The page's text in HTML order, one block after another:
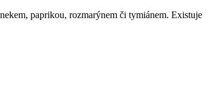
paprikou, rozmarýnem či tymiánem. Existuje